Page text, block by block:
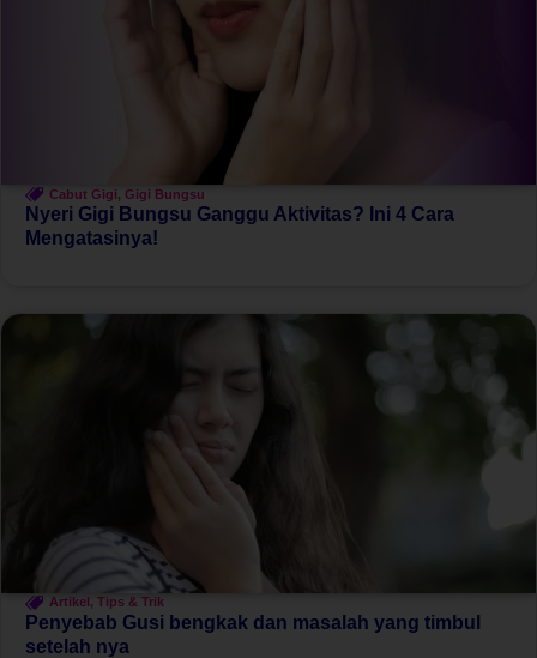
Cabut Gigi, Gigi Bungsu
Nyeri Gigi Bungsu Ganggu Aktivitas? Ini 4 Cara
Mengatasinya!
Artikel , Tips & Trik
Penyebab Gusi bengkak dan masalah yang timbul
setelah nya